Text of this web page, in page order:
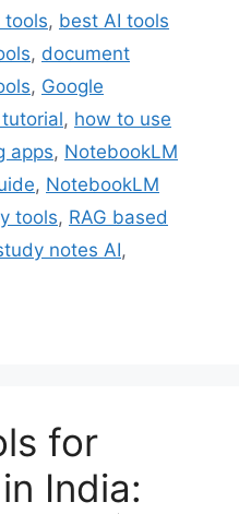
tools, best AI tools
, document
, Google
, how to use
apps, NotebookLM
, NotebookLM
tools, RAG based
notes AI,
for
India: